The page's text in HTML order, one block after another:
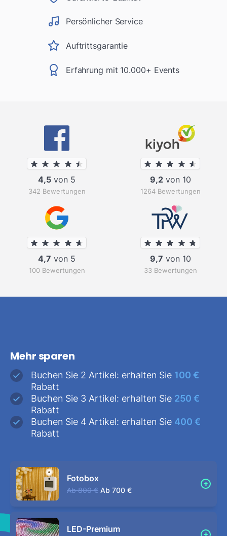
Persönlicher Service
Auftrittsgarantie
Erfahrung mit 10.000+ Events
4,5 von 5
342 Bewertungen
9,2von 10
1264 Bewertungen
4,7 von 5
100 Bewertungen
9,7 von 10
33 Bewertungen
Mehr sparen
Buchen Sie 2 Artikel: erhalten Sie 100 €
Rabatt
Buchen Sie 3 Artikel: erhalten Sie 250 €
Rabatt
Buchen Sie 4 Artikel: erhalten Sie 400 €
Rabatt
Fotobox
Ab 800 € Ab 700 €
LED-Premium